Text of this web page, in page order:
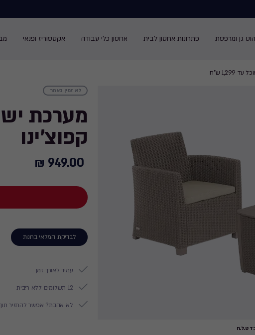
גן ומרפסת פתרונות אחסון לבית אחסון כלי עבודה אקססוריז ופנאי
1,299 ש"ח
לא זמין באתר
מערכת
קפוצ'ינו
949.00
949.00 ₪
לבדיקת המלאי בחנות
עמיד לאורך זמן
12 תשלומים ללא ריבית
לא אהבת? אפשר להחזיר תוך 14
ט.ל.ח